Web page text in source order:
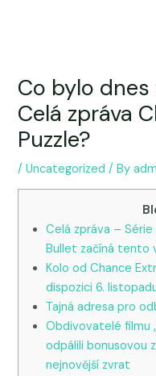
Co bylo
Celá zpráva
Puzzle?
/Uncategorized / By
Celá zpráva – Série
Bullet začíná tento
Kolo od Chance
dispozici 6.
Tajná adresa pro
Obdivovatelé filmu
odpálili bonusovou
nejnovější zvrat